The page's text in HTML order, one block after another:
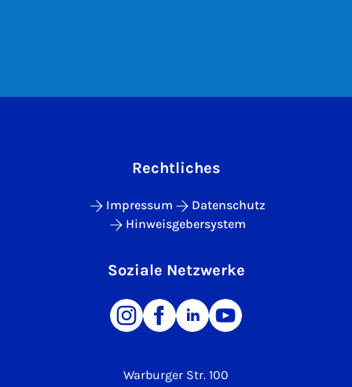
Warburger Str. 100
Rechtliches
Impressum
Datenschutz
Hinweisgebersystem
Soziale Netzwerke